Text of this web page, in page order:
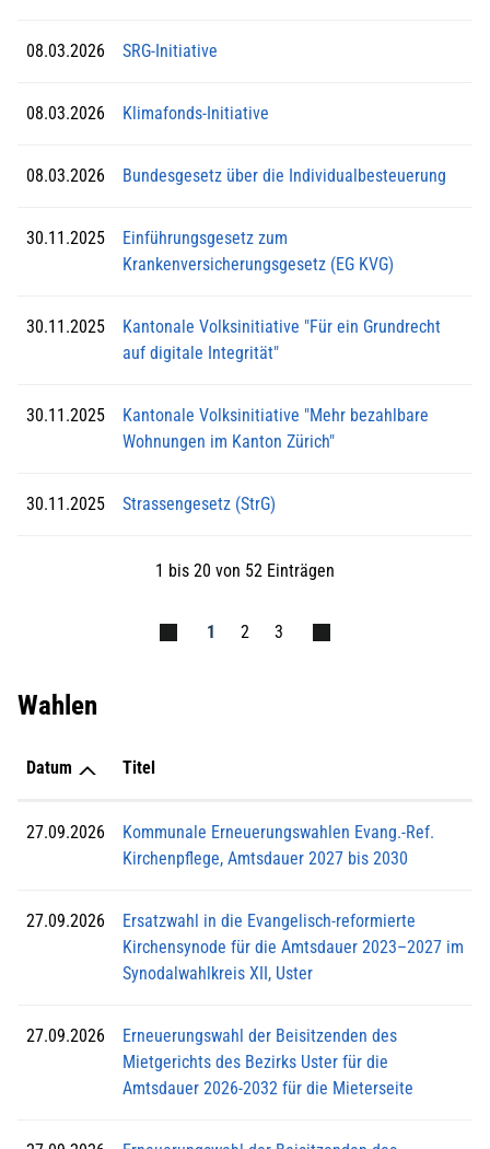
08.03.2026 SRG-Initiative
08.03.2026 Klimafonds-Initiative
08.03.2026 Bundesgesetz über die Individualbesteuerung
30.11.2025
Einführungsgesetz zum
Krankenversicherungsgesetz (EG KVG)
30.11.2025
Kantonale Volksinitiative "Für ein Grundrecht
auf digitale Integrität"
30.11.2025
Kantonale Volksinitiative "Mehr bezahlbare
Wohnungen im Kanton Zürich"
30.11.2025 Strassengesetz (StrG)
1 bis 20 von 52 Einträgen
1 2 3
Wahlen
Datum Titel
27.09.2026
Kommunale Erneuerungswahlen Evang.-Ref.
Kirchenpflege, Amtsdauer 2027 bis 2030
27.09.2026
Ersatzwahl in die Evangelisch-reformierte
Kirchensynode für die Amtsdauer 2023–2027 im
Synodalwahlkreis XII, Uster
27.09.2026
Erneuerungswahl der Beisitzenden des
Mietgerichts des Bezirks Uster für die
Amtsdauer 2026-2032 für die Mieterseite